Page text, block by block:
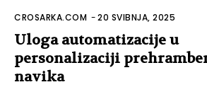
CROSARKA.COM -20 SVIBNJA, 2025
Uloga automatizacije u
personalizaciji
navika